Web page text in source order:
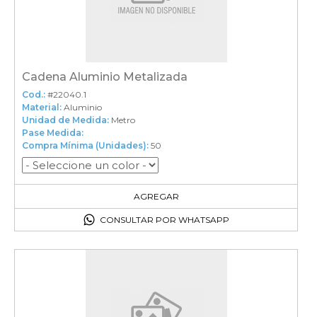
Cadena Aluminio Metalizada
Cod.: #22040.1
Material: Aluminio
Unidad de Medida: Metro
Pase Medida:
Compra Mínima (Unidades): 50
AGREGAR
50en el carrito
CONSULTAR POR WHATSAPP